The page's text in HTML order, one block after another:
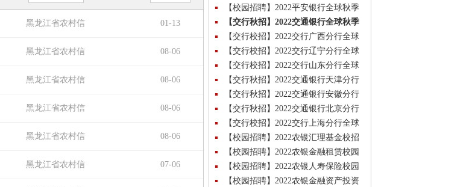
黑龙江省农村信
用社
01-13
黑龙江省农村信
用社
08-06
黑龙江省农村信
用社
08-06
黑龙江省农村信
用社
08-06
黑龙江省农村信
用社
08-06
黑龙江省农村信 07-06
公告【校园招聘】2022平安银行全球秋季
校招岗位汇总公告
【交行秋招】2022交通银行全球秋季
校招岗位汇总公告
【交行校招】2022交行广西分行全球
秋季校园招聘公告
【交行校招】2022交行辽宁分行全球
秋季校园招聘公告
【交行校招】2022交行山东分行全球
秋季校园招聘公告
【交行秋招】2022交通银行天津分行
秋季校园招聘公告
【交行秋招】2022交通银行安徽分行
秋季校园招聘公告
【交行秋招】2022交通银行北京分行
秋季校园招聘公告
【交行校招】2022交行上海分行全球
秋季校园招聘公告
【校园招聘】2022农银汇理基金校招
公告【校园招聘】2022农银金融租赁校园
招聘公告
【校园招聘】2022农银人寿保险校园
招聘公告
【校园招聘】2022农银金融资产投资